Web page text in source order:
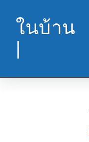
ในบ้าน
|